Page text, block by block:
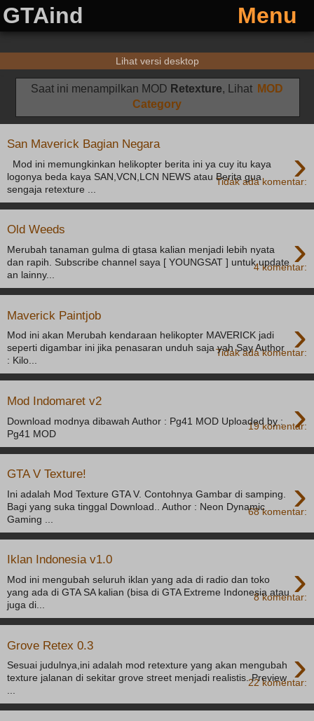
GTAind Menu
Lihat versi desktop
Saat ini menampilkan MOD Retexture, Lihat MOD
Category
San Maverick Bagian Negara ›
Mod ini memungkinkan helikopter berita ini ya cuy itu kaya
logonya beda kaya SAN,VCN,LCN NEWS atau Berita gua
sengaja retexture ...
Tidak ada komentar:
Old Weeds ›
Merubah tanaman gulma di gtasa kalian menjadi lebih nyata
dan rapih. Subscribe channel saya [ YOUNGSAT ] untuk update
an lainny...
4 komentar:
Maverick Paintjob ›
Mod ini akan Merubah kendaraan helikopter MAVERICK jadi
seperti digambar ini jika penasaran unduh saja yah Say Author
: Kilo...
Tidak ada komentar:
Mod Indomaret v2 ›
Download modnya dibawah Author : Pg41 MOD Uploaded by :
Pg41 MOD
19 komentar:
GTA V Texture! ›
Ini adalah Mod Texture GTA V. Contohnya Gambar di samping.
Bagi yang suka tinggal Download.. Author : Neon Dynamic
Gaming ...
68 komentar:
Iklan Indonesia v1.0 ›
Mod ini mengubah seluruh iklan yang ada di radio dan toko
yang ada di GTA SA kalian (bisa di GTA Extreme Indonesia atau
juga di...
8 komentar:
Grove Retex 0.3 ›
Sesuai judulnya,ini adalah mod retexture yang akan mengubah
texture jalanan di sekitar grove street menjadi realistis. Preview
...
22 komentar: